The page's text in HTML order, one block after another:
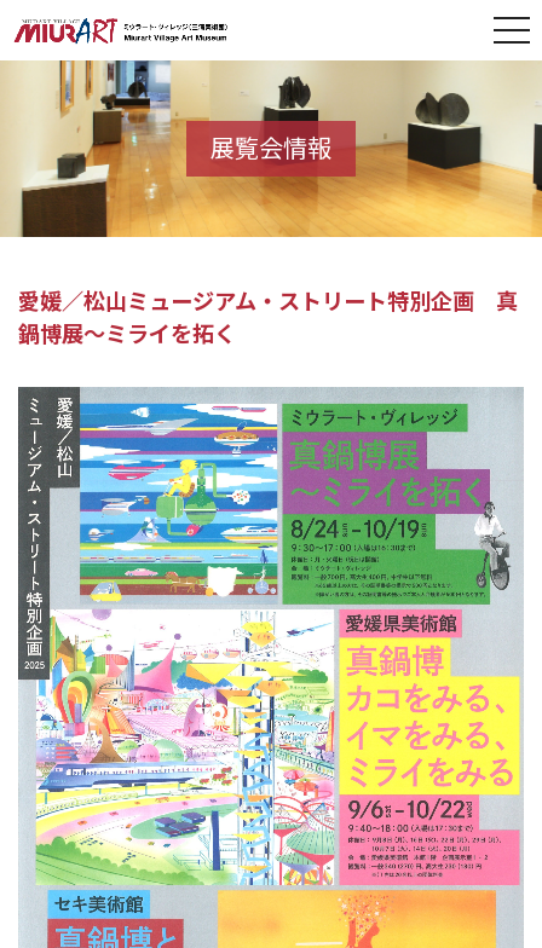
展覧会情報
愛媛／松山ミュージアム・ストリート特別企画 真
鍋博展～ミライを拓く